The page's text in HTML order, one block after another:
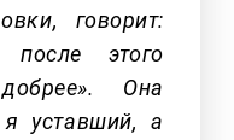
говорит:
этого
Она
уставший, а